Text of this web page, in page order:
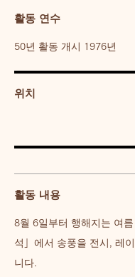
활동 연수
50년 활동 개시 1976년
위치
활동 내용
8월 6일부터 행해지는 여
석」에서 송풍을 전시, 레
니다.